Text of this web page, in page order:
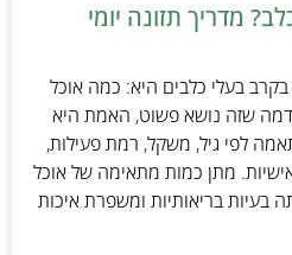
מדריך תזונה יומי
בעלי כלבים היא: כמה אוכל
שזה נושא פשוט, האמת היא
לפי גיל, משקל, רמת פעילות,
מתן כמות מתאימה של אוכל
בריאותיות ומשפרת איכות